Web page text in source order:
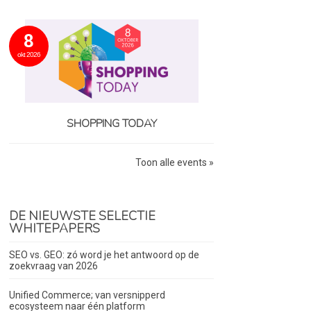
8
okt 2026
SHOPPING TODAY
Toon alle events »
DE NIEUWSTE SELECTIE
WHITEPAPERS
SEO vs. GEO: zó word je het antwoord op de
zoekvraag van 2026
Unified Commerce; van versnipperd
ecosysteem naar één platform